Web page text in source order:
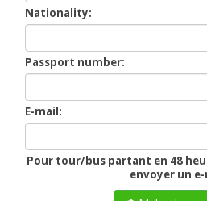
Nationality:
Passport number:
E-mail:
Pour tour/bus partant en 48
envoyer un